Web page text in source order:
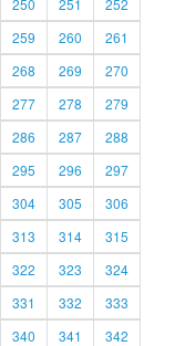
250 251
252
259 260
261
268 269
270
277 278
279
286 287
288
295 296
297
304 305
306
313 314
315
322 323
324
331 332
333
340 341 342